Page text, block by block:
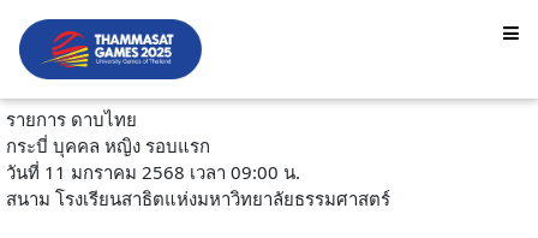
รายการ ดาบไทย
กระบี่ บุคคล หญิง รอบแรก
วันที่ 11 มกราคม 2568 เวลา 09:00 น.
สนาม โรงเรียนสาธิตแห่งมหาวิทยาลัยธรรมศาสตร์